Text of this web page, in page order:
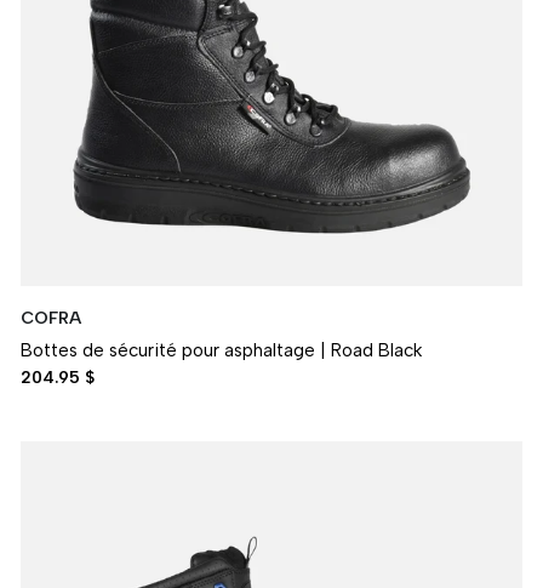
COFRA
Bottes de sécurité pour asphaltage | Road Black
204.95 $